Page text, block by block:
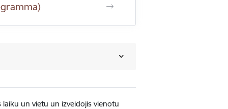
un vietu un izveidojis vienotu